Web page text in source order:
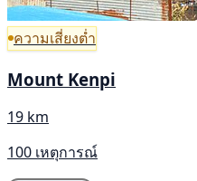
ความเสี่ยงต่ำ
Mount Kenpi
19 km
100 เหตุการณ์